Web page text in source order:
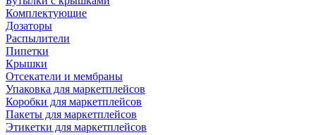
Комплектующие
Дозаторы
Распылители
Пипетки
Крышки
Отсекатели и мембраны
Упаковка для маркетплейсов
Коробки для маркетплейсов
Пакеты для маркетплейсов
Этикетки для маркетплейсов